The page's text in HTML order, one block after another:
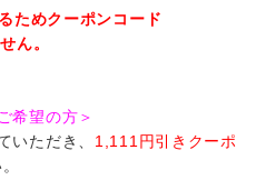
ためクーポンコード
ん。
希望の方＞
いただき、 1,111円引きクーポ